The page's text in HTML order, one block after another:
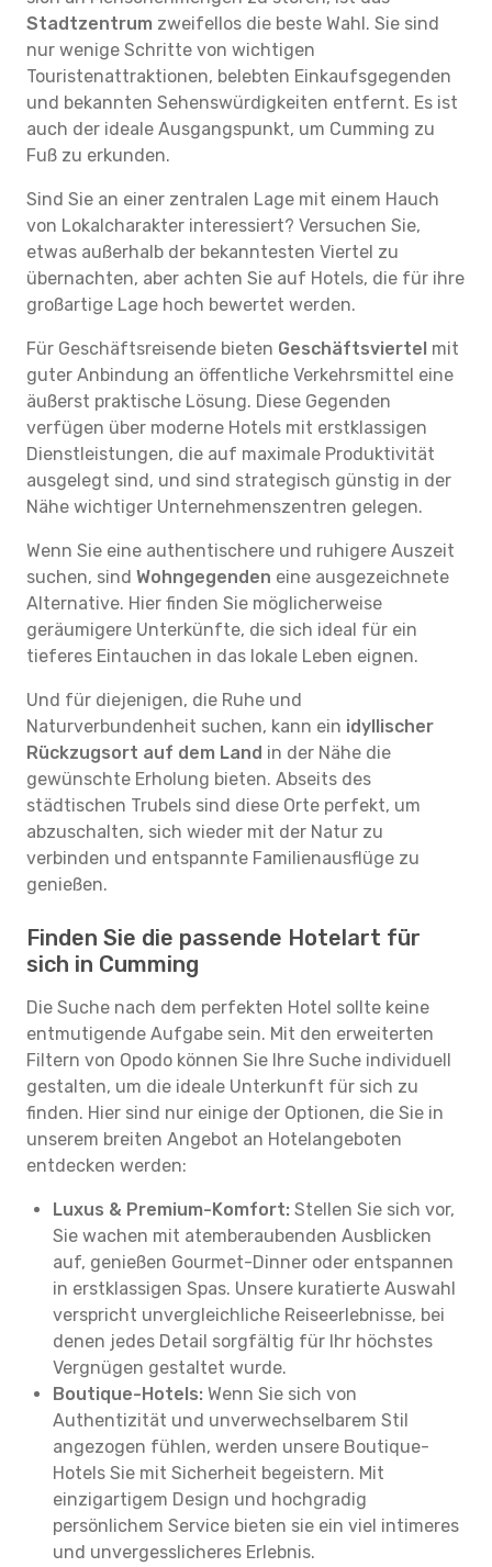
Stadtzentrum zweifellos die beste Wahl. Sie sind
nur wenige Schritte von wichtigen
Touristenattraktionen, belebten Einkaufsgegenden
und bekannten Sehenswürdigkeiten entfernt. Es ist
auch der ideale Ausgangspunkt, um Cumming zu
Fuß zu erkunden.
Sind Sie an einer zentralen Lage mit einem Hauch
von Lokalcharakter interessiert? Versuchen Sie,
etwas außerhalb der bekanntesten Viertel zu
übernachten, aber achten Sie auf Hotels, die für ihre
großartige Lage hoch bewertet werden.
Für Geschäftsreisende bieten Geschäftsviertel mit
guter Anbindung an öffentliche Verkehrsmittel eine
äußerst praktische Lösung. Diese Gegenden
verfügen über moderne Hotels mit erstklassigen
Dienstleistungen, die auf maximale Produktivität
ausgelegt sind, und sind strategisch günstig in der
Nähe wichtiger Unternehmenszentren gelegen.
Wenn Sie eine authentischere und ruhigere Auszeit
suchen, sind Wohngegenden eine ausgezeichnete
Alternative. Hier finden Sie möglicherweise
geräumigere Unterkünfte, die sich ideal für ein
tieferes Eintauchen in das lokale Leben eignen.
Und für diejenigen, die Ruhe und
Naturverbundenheit suchen, kann ein idyllischer
Rückzugsort auf dem Land in der Nähe die
gewünschte Erholung bieten. Abseits des
städtischen Trubels sind diese Orte perfekt, um
abzuschalten, sich wieder mit der Natur zu
verbinden und entspannte Familienausflüge zu
genießen.
Finden Sie die passende Hotelart für
sich in Cumming
Die Suche nach dem perfekten Hotel sollte keine
entmutigende Aufgabe sein. Mit den erweiterten
Filtern von Opodo können Sie Ihre Suche individuell
gestalten, um die ideale Unterkunft für sich zu
finden. Hier sind nur einige der Optionen, die Sie in
unserem breiten Angebot an Hotelangeboten
entdecken werden:
Luxus & Premium-Komfort: Stellen Sie sich vor,
Sie wachen mit atemberaubenden Ausblicken
auf, genießen Gourmet-Dinner oder entspannen
in erstklassigen Spas. Unsere kuratierte Auswahl
verspricht unvergleichliche Reiseerlebnisse, bei
denen jedes Detail sorgfältig für Ihr höchstes
Vergnügen gestaltet wurde.
Boutique-Hotels: Wenn Sie sich von
Authentizität und unverwechselbarem Stil
angezogen fühlen, werden unsere Boutique-
Hotels Sie mit Sicherheit begeistern. Mit
einzigartigem Design und hochgradig
persönlichem Service bieten sie ein viel intimeres
und unvergesslicheres Erlebnis.